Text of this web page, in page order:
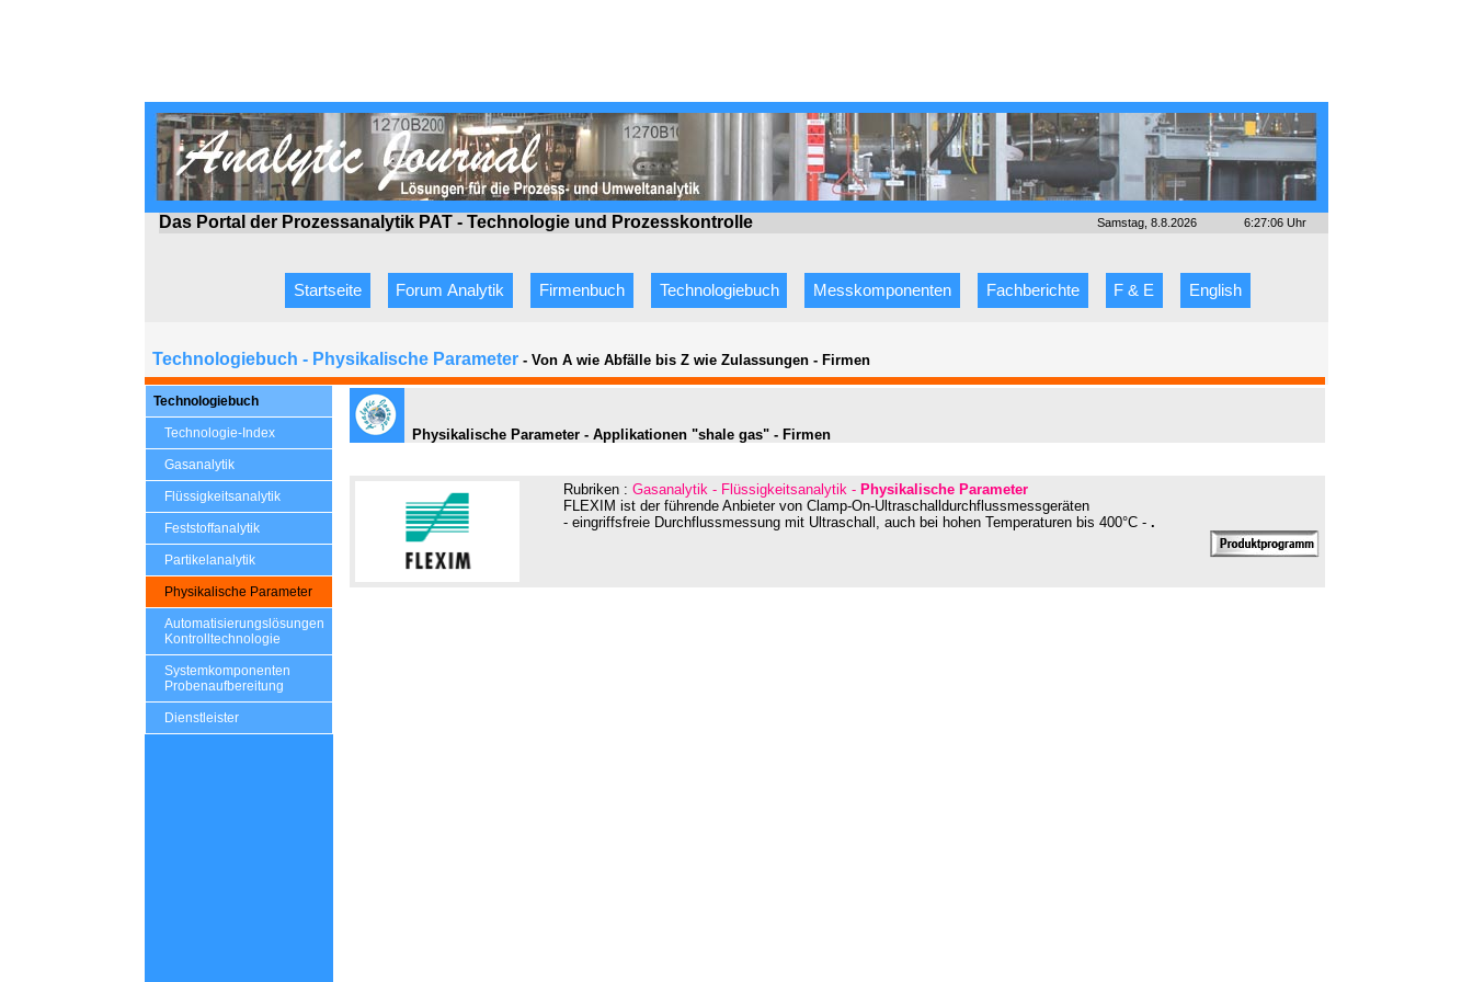
Das Portal der Prozessanalytik PAT - Technologie und Prozesskontrolle Samstag, 8.8.2026 6:27:06 Uhr
Startseite Forum Analytik Firmenbuch Technologiebuch Messkomponenten Fachberichte F & E English
Technologiebuch - Physikalische Parameter - Von A wie Abfälle bis Z wie Zulassungen - Firmen
Technologiebuch
Technologie-Index
Gasanalytik
Flüssigkeitsanalytik
Feststoffanalytik
Partikelanalytik
Physikalische Parameter
Automatisierungslösungen
Kontrolltechnologie
Systemkomponenten
Probenaufbereitung
Dienstleister
Physikalische Parameter - Applikationen "shale gas" - Firmen
Rubriken : Gasanalytik - Flüssigkeitsanalytik - Physikalische Parameter
FLEXIM ist der führende Anbieter von Clamp-On-Ultraschalldurchflussmessgeräten
- eingriffsfreie Durchflussmessung mit Ultraschall, auch bei hohen Temperaturen bis 400°C - .